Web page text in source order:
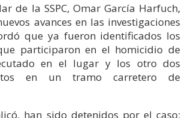
de la SSPC, Omar García Harfuch,
avances en las investigaciones
que ya fueron identificados los
participaron en el homicidio de
en el lugar y los otro dos
en un tramo carretero de
han sido detenidos por el caso: